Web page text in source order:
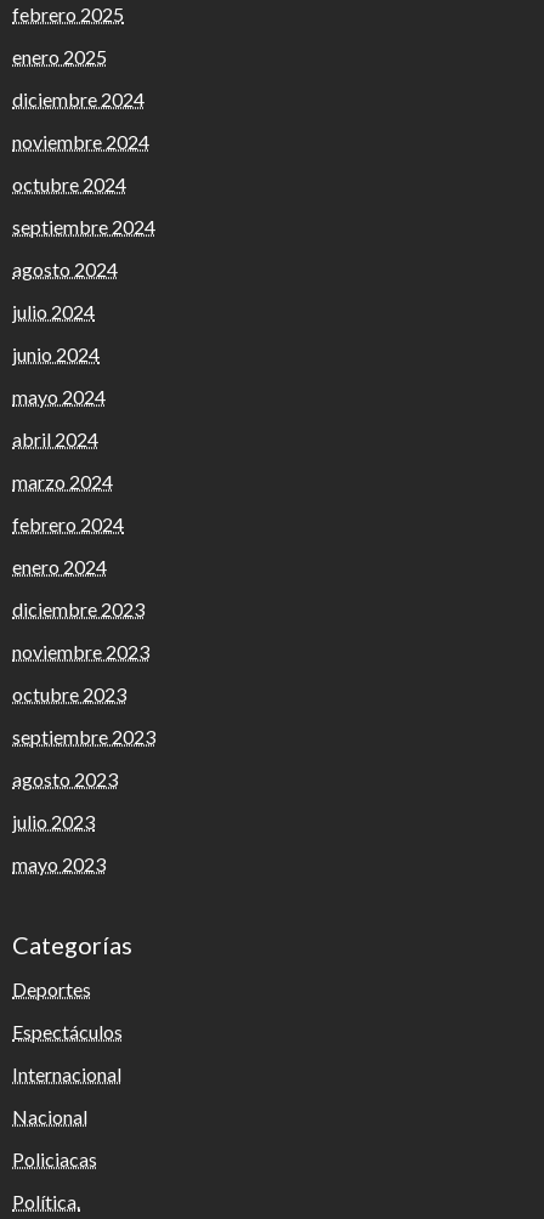
febrero 2025
enero 2025
diciembre 2024
noviembre 2024
octubre 2024
septiembre 2024
agosto 2024
julio 2024
junio 2024
mayo 2024
abril 2024
marzo 2024
febrero 2024
enero 2024
diciembre 2023
noviembre 2023
octubre 2023
septiembre 2023
agosto 2023
julio 2023
mayo 2023
Categorías
Deportes
Espectáculos
Internacional
Nacional
Policiacas
Política.